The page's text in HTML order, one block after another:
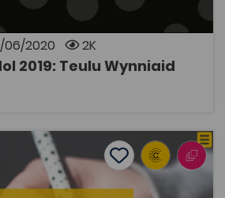
06/2020 2K
2019: Teulu Wynniaid
Add to favourites
Add to favourites
Heddiw